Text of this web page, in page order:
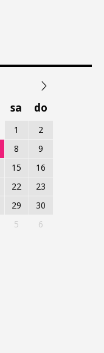
sa do
1
2
8
9
15
16
22
23
29
30
5 6